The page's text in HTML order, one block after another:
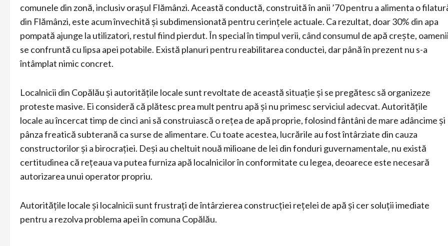
comunele din zonă, inclusiv orașul Flămânzi. Această conductă, construită în anii ’70 pentru a alimenta o
din Flămânzi, este acum învechită și subdimensionată pentru cerințele actuale. Ca rezultat, doar 30% din apa
pompată ajunge la utilizatori, restul fiind pierdut. În special în timpul verii, când consumul de apă crește,
se confruntă cu lipsa apei potabile. Există planuri pentru reabilitarea conductei, dar până în prezent nu s-a
întâmplat nimic concret.
Localnicii din Copălău și autoritățile locale sunt revoltate de această situație și se pregătesc să organizeze
proteste masive. Ei consideră că plătesc prea mult pentru apă și nu primesc serviciul adecvat. Autoritățile
locale au încercat timp de cinci ani să construiască o rețea de apă proprie, folosind fântâni de mare adâncime și
pânza freatică subterană ca surse de alimentare. Cu toate acestea, lucrările au fost întârziate din cauza
constructorilor și a birocrației. Deși au cheltuit nouă milioane de lei din fonduri guvernamentale, nu există
certitudinea că rețeaua va putea furniza apă localnicilor în conformitate cu legea, deoarece este necesară
autorizarea unui operator propriu.
Autoritățile locale și localnicii sunt frustrați de întârzierea construcției rețelei de apă și cer soluții imediate
pentru a rezolva problema apei în comuna Copălău.